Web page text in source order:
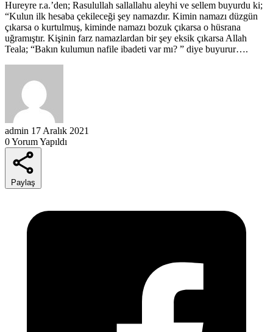
Hureyre r.a.’den; Rasulullah sallallahu aleyhi ve sellem buyurdu ki;
“Kulun ilk hesaba çekileceği şey namazdır. Kimin namazı düzgün
çıkarsa o kurtulmuş, kiminde namazı bozuk çıkarsa o hüsrana
uğramıştır. Kişinin farz namazlardan bir şey eksik çıkarsa Allah
Teala; “Bakın kulumun nafile ibadeti var mı? ” diye buyurur….
admin 17 Aralık 2021
0 Yorum Yapıldı
Paylaş